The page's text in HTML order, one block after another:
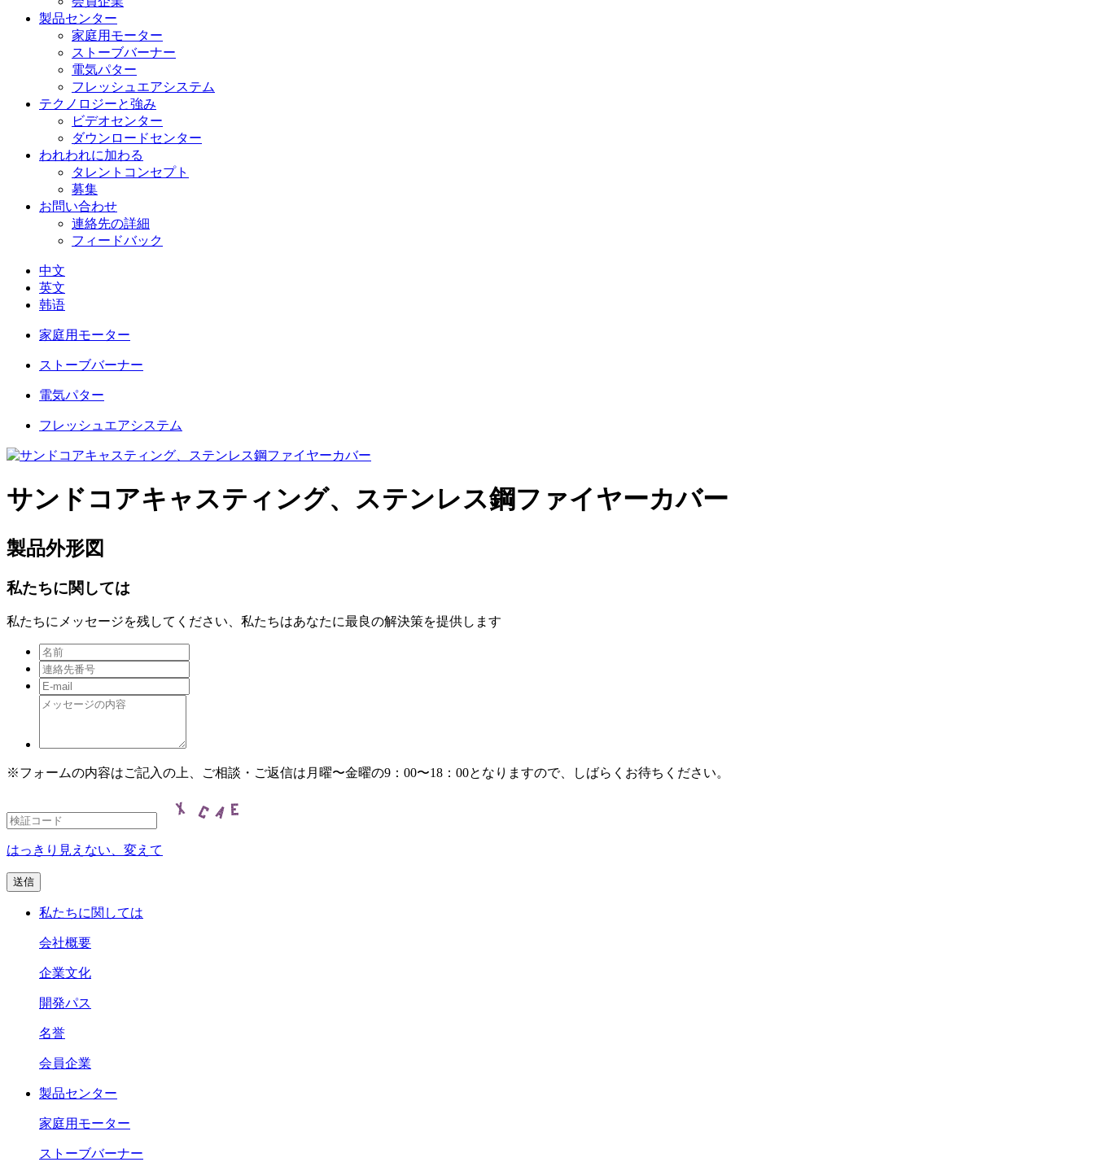
製品センター
家庭用モーター
ストーブバーナー
電気パター
フレッシュエアシステム
テクノロジーと強み
ビデオセンター
ダウンロードセンター
われわれに加わる
タレントコンセプト
募集
お問い合わせ
連絡先の詳細
フィードバック
中文
英文
韩语
家庭用モーター
ストーブバーナー
電気パター
フレッシュエアシステム
サンドコアキャスティング、ステンレス鋼ファイヤーカバー
製品外形図
私たちに関しては
私たちにメッセージを残してください、私たちはあなたに最良の解決策を提供します
※フォームの内容はご記入の上、ご相談・ご返信は月曜〜金曜の9：00〜18：00となりますので、しばらくお待ちください。
はっきり見えない、変えて
私たちに関しては
会社概要
企業文化
開発パス
名誉
会員企業
製品センター
家庭用モーター
ストーブバーナー